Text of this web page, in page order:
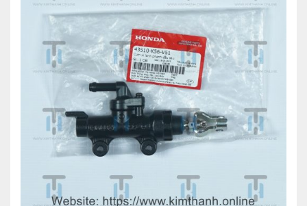
Không có sản phẩm nào trong giỏ hàng